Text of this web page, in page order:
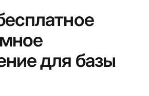
для базы